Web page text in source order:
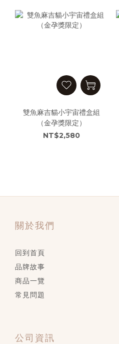
雙魚麻吉貓小宇宙禮盒組
（金孕獎限定）
NT$2,580
關於我們
回到首頁
品牌故事
商品一覽
常見問題
公司資訊